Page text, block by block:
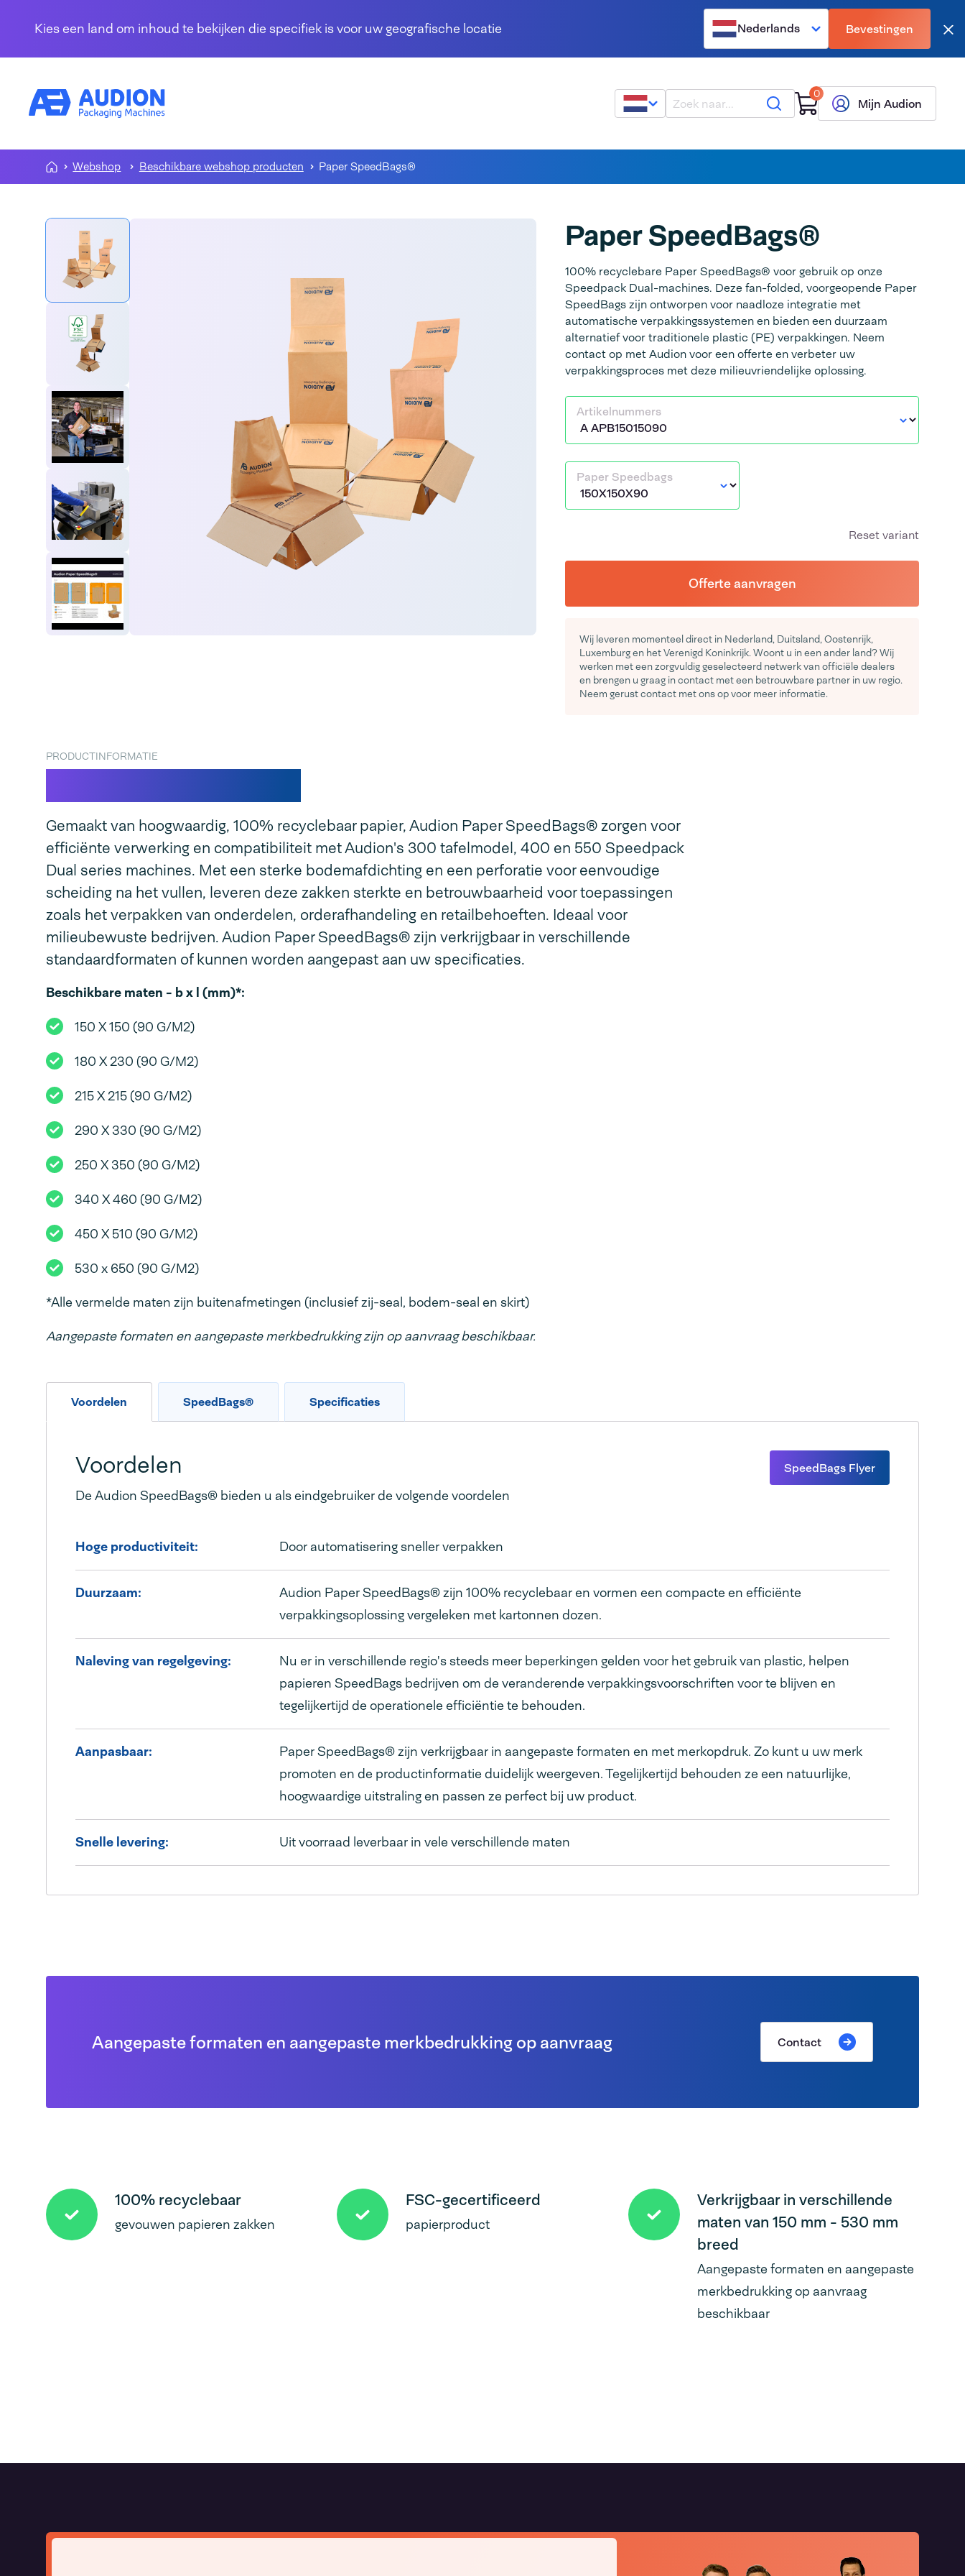
Kies een land om inhoud te bekijken die specifiek is voor uw geografische locatie
Nederlands Bevestingen
Zoeken 0
Mijn Audion
Webshop Beschikbare webshop producten Paper SpeedBags®
Paper SpeedBags®
100% recyclebare Paper SpeedBags® voor gebruik op onze
Speedpack Dual-machines. Deze fan-folded, voorgeopende Paper
SpeedBags zijn ontworpen voor naadloze integratie met
automatische verpakkingssystemen en bieden een duurzaam
alternatief voor traditionele plastic (PE) verpakkingen. Neem
contact op met Audion voor een offerte en verbeter uw
verpakkingsproces met deze milieuvriendelijke oplossing.
Artikelnummers
Paper Speedbags
Reset variant
Offerte aanvragen
Wij leveren momenteel direct in Nederland, Duitsland, Oostenrijk,
Luxemburg en het Verenigd Koninkrijk. Woont u in een ander land? Wij
werken met een zorgvuldig geselecteerd netwerk van officiële dealers
en brengen u graag in contact met een betrouwbare partner in uw regio.
Neem gerust contact met ons op voor meer informatie.
PRODUCTINFORMATIE
Gemaakt van hoogwaardig, 100% recyclebaar papier, Audion Paper SpeedBags® zorgen voor
efficiënte verwerking en compatibiliteit met Audion's 300 tafelmodel, 400 en 550 Speedpack
Dual series machines. Met een sterke bodemafdichting en een perforatie voor eenvoudige
scheiding na het vullen, leveren deze zakken sterkte en betrouwbaarheid voor toepassingen
zoals het verpakken van onderdelen, orderafhandeling en retailbehoeften. Ideaal voor
milieubewuste bedrijven. Audion Paper SpeedBags® zijn verkrijgbaar in verschillende
standaardformaten of kunnen worden aangepast aan uw specificaties.
Beschikbare maten - b x l (mm)*:
150 X 150 (90 G/M2)
180 X 230 (90 G/M2)
215 X 215 (90 G/M2)
290 X 330 (90 G/M2)
250 X 350 (90 G/M2)
340 X 460 (90 G/M2)
450 X 510 (90 G/M2)
530 x 650 (90 G/M2)
*Alle vermelde maten zijn buitenafmetingen (inclusief zij-seal, bodem-seal en skirt)
Aangepaste formaten en aangepaste merkbedrukking zijn op aanvraag beschikbaar.
Voordelen SpeedBags® Specificaties
Voordelen
De Audion SpeedBags® bieden u als eindgebruiker de volgende voordelen
SpeedBags Flyer
Hoge productiviteit: Door automatisering sneller verpakken
Duurzaam:
Audion Paper SpeedBags® zijn 100% recyclebaar en vormen een compacte en efficiënte
verpakkingsoplossing vergeleken met kartonnen dozen.
Naleving van regelgeving:
Nu er in verschillende regio's steeds meer beperkingen gelden voor het gebruik van plastic, helpen
papieren SpeedBags bedrijven om de veranderende verpakkingsvoorschriften voor te blijven en
tegelijkertijd de operationele efficiëntie te behouden.
Aanpasbaar:
Paper SpeedBags® zijn verkrijgbaar in aangepaste formaten en met merkopdruk. Zo kunt u uw merk
promoten en de productinformatie duidelijk weergeven. Tegelijkertijd behouden ze een natuurlijke,
hoogwaardige uitstraling en passen ze perfect bij uw product.
Snelle levering: Uit voorraad leverbaar in vele verschillende maten
Aangepaste formaten en aangepaste merkbedrukking op aanvraag Contact
100% recyclebaar
gevouwen papieren zakken
FSC-gecertificeerd
papierproduct
Verkrijgbaar in verschillende
maten van 150 mm - 530 mm
breed
Aangepaste formaten en aangepaste
merkbedrukking op aanvraag
beschikbaar